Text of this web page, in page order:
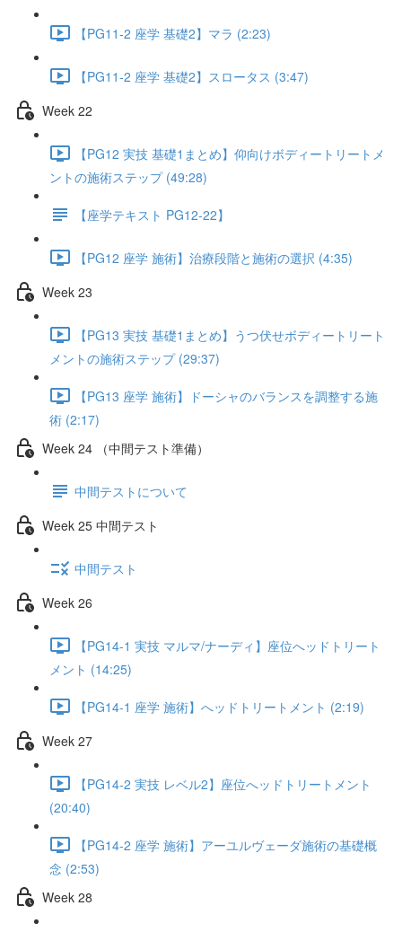
【PG11-2 座学 基礎2】マラ (2:23)
【PG11-2 座学 基礎2】スロータス (3:47)
Week 22
【PG12 実技 基礎1まとめ】仰向けボディートリートメ
ントの施術ステップ (49:28)
【座学テキスト PG12-22】
【PG12 座学 施術】治療段階と施術の選択 (4:35)
Week 23
【PG13 実技 基礎1まとめ】うつ伏せボディートリート
メントの施術ステップ (29:37)
【PG13 座学 施術】ドーシャのバランスを調整する施
術 (2:17)
Week 24 （中間テスト準備）
中間テストについて
Week 25 中間テスト
中間テスト
Week 26
【PG14-1 実技 マルマ/ナーディ】座位へッドトリート
メント (14:25)
【PG14-1 座学 施術】へッドトリートメント (2:19)
Week 27
【PG14-2 実技 レベル2】座位へッドトリートメント
(20:40)
【PG14-2 座学 施術】アーユルヴェーダ施術の基礎概
念 (2:53)
Week 28